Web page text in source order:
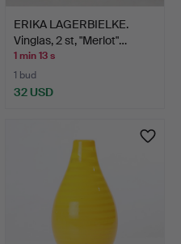
ERIKA LAGERBIELKE.
Vinglas, 2 st, "Merlot"…
1 min 13 s
1 bud
32 USD